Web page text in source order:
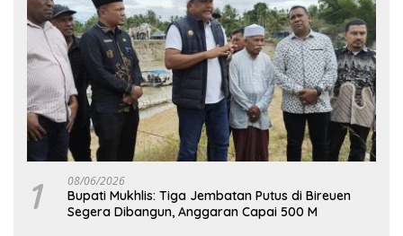
1 08/06/2026
Bupati Mukhlis: Tiga Jembatan Putus di Bireuen
Segera Dibangun, Anggaran Capai 500 M